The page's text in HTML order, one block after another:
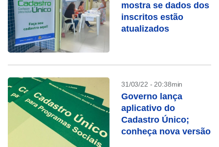
mostra se dados dos
inscritos estão
atualizados
31/03/22 - 20:38min
Governo lança
aplicativo do
Cadastro Único;
conheça nova versão